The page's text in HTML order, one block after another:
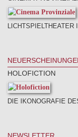
LICHTSPIELTHEATER
HOLOFICTION
DIE IKONOGRAFIE